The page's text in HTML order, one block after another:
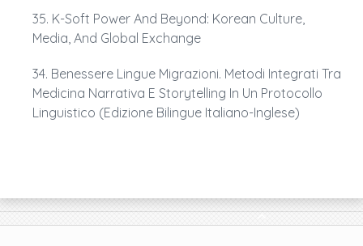
35. K-Soft Power And Beyond: Korean Culture,
Media, And Global Exchange
34. Benessere Lingue Migrazioni. Metodi Integrati Tra
Medicina Narrativa E Storytelling In Un Protocollo
Linguistico (edizione Bilingue Italiano-Inglese)